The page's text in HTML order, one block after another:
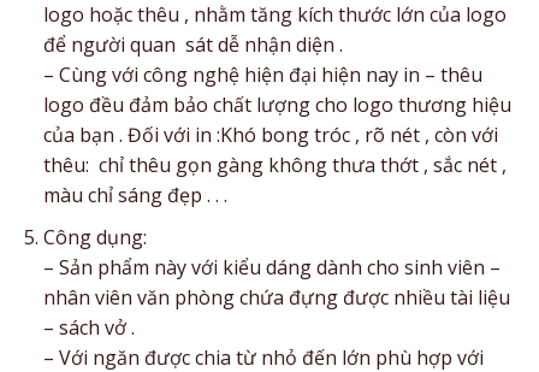
logo hoặc thêu , nhằm tăng kích thước lớn của logo
để người quan sát dễ nhận diện .
– Cùng với công nghệ hiện đại hiện nay in – thêu
logo đều đảm bảo chất lượng cho logo thương hiệu
của bạn . Đối với in :Khó bong tróc , rõ nét , còn với
thêu: chỉ thêu gọn gàng không thưa thớt , sắc nét ,
màu chỉ sáng đẹp . . .
Công dụng:
– Sản phẩm này với kiểu dáng dành cho sinh viên –
nhân viên văn phòng chứa đựng được nhiều tài liệu
– sách vở .
– Với ngăn được chia từ nhỏ đến lớn phù hợp với